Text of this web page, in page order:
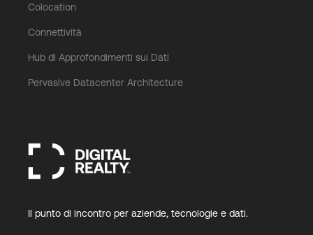
Colocation
Connettività
Hub di Approfondimenti sui Dati
Pervasive Datacenter Architecture
Il punto di incontro per aziende, tecnologie e dati.